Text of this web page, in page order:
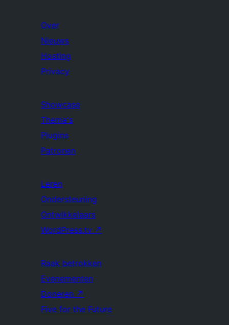
Over
Nieuws
Hosting
Privacy
Showcase
Thema's
Plugins
Patronen
Leren
Ondersteuning
Ontwikkelaars
WordPress.tv ↗
Raak betrokken
Evenementen
Doneren ↗
Five for the Future